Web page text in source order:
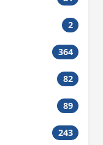
2
364
82
89
243